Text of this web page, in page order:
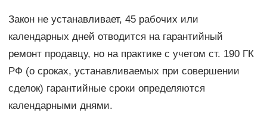
Закон не устанавливает, 45 рабочих или
календарных дней отводится на гарантийный
ремонт продавцу, но на практике с учетом ст. 190 ГК
РФ (о сроках, устанавливаемых при совершении
сделок) гарантийные сроки определяются
календарными днями.